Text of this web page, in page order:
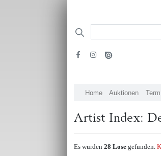
Home Auktionen
Artist Index:
Es wurden28 Losegefunden.